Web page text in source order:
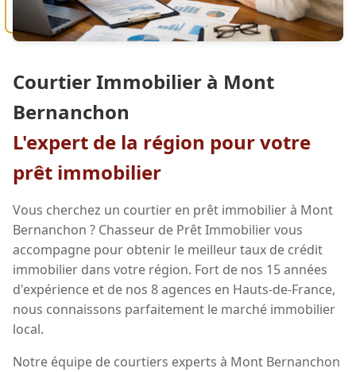
Courtier Immobilier à Mont
Bernanchon
L'expert de la région pour votre
prêt immobilier
Vous cherchez un courtier en prêt immobilier à Mont
Bernanchon ? Chasseur de Prêt Immobilier vous
accompagne pour obtenir le meilleur taux de crédit
immobilier dans votre région. Fort de nos 15 années
d'expérience et de nos 8 agences en Hauts-de-France,
nous connaissons parfaitement le marché immobilier
local.
Notre équipe de courtiers experts à Mont Bernanchon